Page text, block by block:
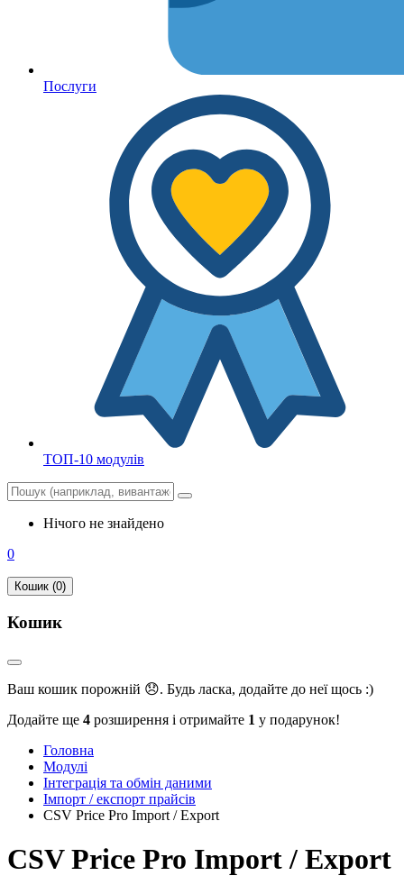
Послуги
ТОП-10 модулів
Нічого не знайдено
0
Кошик (0)
Кошик
Ваш кошик порожній 😞. Будь ласка, додайте до неї щось :)
Додайте ще 4 розширення і отримайте 1 у подарунок!
Головна
Модулі
Інтеграція та обмін даними
Імпорт / експорт прайсів
CSV Price Pro Import / Export
CSV Price Pro Import / Export